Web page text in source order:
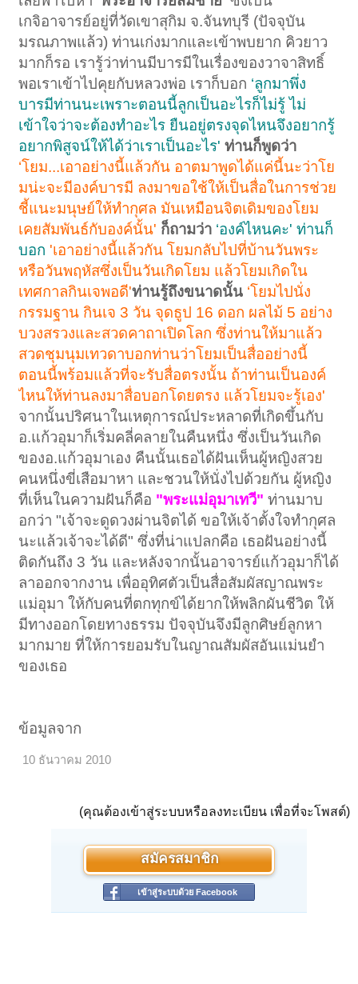
เกจิอาจารย์อยู่ที่วัดเขาสุกิม จ.จันทบุรี (ปัจจุบัน
มรณภาพแล้ว) ท่านเก่งมากและเข้าพบยาก คิวยาว
มากก็รอ เรารู้ว่าท่านมีบารมีในเรื่องของวาจาสิทธิ์
พอเราเข้าไปคุยกับหลวงพ่อ เราก็บอก ‘ลูกมาพึ่ง
บารมีท่านนะเพราะตอนนี้ลูกเป็นอะไรก็ไม่รู้ ไม่
เข้าใจว่าจะต้องทำอะไร ยืนอยู่ตรงจุดไหนจึงอยากรู้
อยากพิสูจน์ให้ได้ว่าเราเป็นอะไร' ท่านก็พูดว่า
‘โยม...เอาอย่างนี้แล้วกัน อาตมาพูดได้แค่นี้นะว่าโย
มน่ะจะมีองค์บารมี ลงมาขอใช้ให้เป็นสื่อในการช่วย
ชี้แนะมนุษย์ให้ทำกุศล มันเหมือนจิตเดิมของโยม
เคยสัมพันธ์กับองค์นั้น' ก็ถามว่า ‘องค์ไหนคะ' ท่านก็
บอก 'เอาอย่างนี้แล้วกัน โยมกลับไปที่บ้านวันพระ
หรือวันพฤหัสซึ่งเป็นวันเกิดโยม แล้วโยมเกิดใน
เทศกาลกินเจพอดี'ท่านรู้ถึงขนาดนั้น ‘โยมไปนั่ง
กรรมฐาน กินเจ 3 วัน จุดธูป 16 ดอก ผลไม้ 5 อย่าง
บวงสรวงและสวดคาถาเปิดโลก ซึ่งท่านให้มาแล้ว
สวดชุมนุมเทวดาบอกท่านว่าโยมเป็นสื่ออย่างนี้
ตอนนี้พร้อมแล้วที่จะรับสื่อตรงนั้น ถ้าท่านเป็นองค์
ไหนให้ท่านลงมาสื่อบอกโดยตรง แล้วโยมจะรู้เอง'
จากนั้นปริศนาในเหตุการณ์ประหลาดที่เกิดขึ้นกับ
อ.แก้วอุมาก็เริ่มคลี่คลายในคืนหนึ่ง ซึ่งเป็นวันเกิด
ของอ.แก้วอุมาเอง คืนนั้นเธอได้ฝันเห็นผู้หญิงสวย
คนหนึ่งขี่เสือมาหา และชวนให้นั่งไปด้วยกัน ผู้หญิง
ที่เห็นในความฝันก็คือ "พระแม่อุมาเทวี" ท่านมาบ
อกว่า "เจ้าจะดูดวงผ่านจิตได้ ขอให้เจ้าตั้งใจทำกุศล
นะแล้วเจ้าจะได้ดี" ซึ่งที่น่าแปลกคือ เธอฝันอย่างนี้
ติดกันถึง 3 วัน และหลังจากนั้นอาจารย์แก้วอุมาก็ได้
ลาออกจากงาน เพื่ออุทิศตัวเป็นสื่อสัมผัสญาณพระ
แม่อุมา ให้กับคนที่ตกทุกข์ได้ยากให้พลิกผันชีวิต ให้
มีทางออกโดยทางธรรม ปัจจุบันจึงมีลูกศิษย์ลูกหา
มากมาย ที่ให้การยอมรับในญาณสัมผัสอันแม่นยำ
ของเธอ
ข้อมูลจาก
10 ธันวาคม 2010
(คุณต้องเข้าสู่ระบบหรือลงทะเบียน เพื่อที่จะโพสต์)
สมัครสมาชิก
เข้าสู่ระบบด้วย Facebook